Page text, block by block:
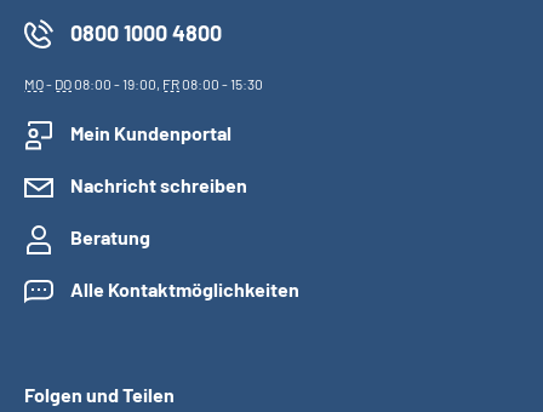
0800 1000 4800
MO- DO08:00 - 19:00, FR08:00 - 15:30
Mein Kundenportal
Nachricht schreiben
Beratung
Alle Kontaktmöglichkeiten
Folgen und Teilen